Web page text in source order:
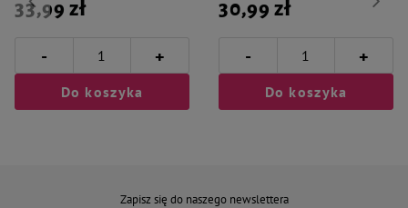
33,99 zł
- +
Do koszyka
30,99 zł
- +
Do koszyka
Zapisz się do naszego newslettera